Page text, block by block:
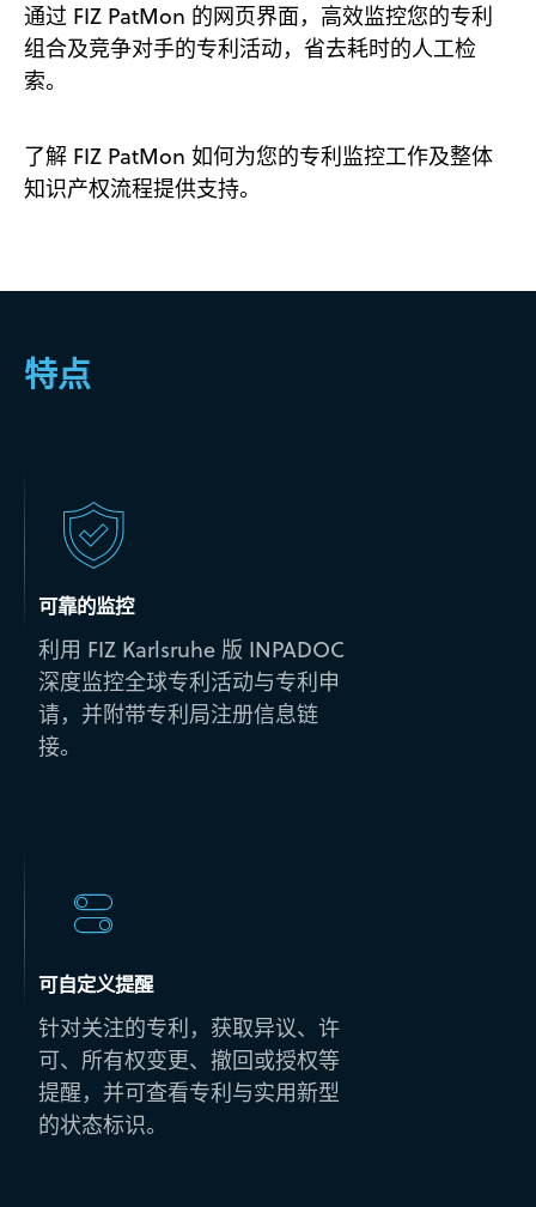
通过 FIZ PatMon 的网页界面，高效监控您的专利
组合及竞争对手的专利活动，省去耗时的人工检
索。
了解 FIZ PatMon 如何为您的专利监控工作及整体
知识产权流程提供支持。
特点
可靠的监控
利用 FIZ Karlsruhe 版 INPADOC
深度监控全球专利活动与专利申
请，并附带专利局注册信息链
接。
可自定义提醒
针对关注的专利，获取异议、许
可、所有权变更、撤回或授权等
提醒，并可查看专利与实用新型
的状态标识。